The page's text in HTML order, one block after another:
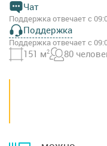
Чат
Поддержка отвечает с
Поддержка
Поддержка отвечает с
151 м2 80